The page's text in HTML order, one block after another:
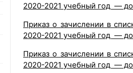
2020-2021 учебный год —
Приказ о зачислении в
2020-2021 учебный год —
Приказ о зачислении в
2020-2021 учебный год —